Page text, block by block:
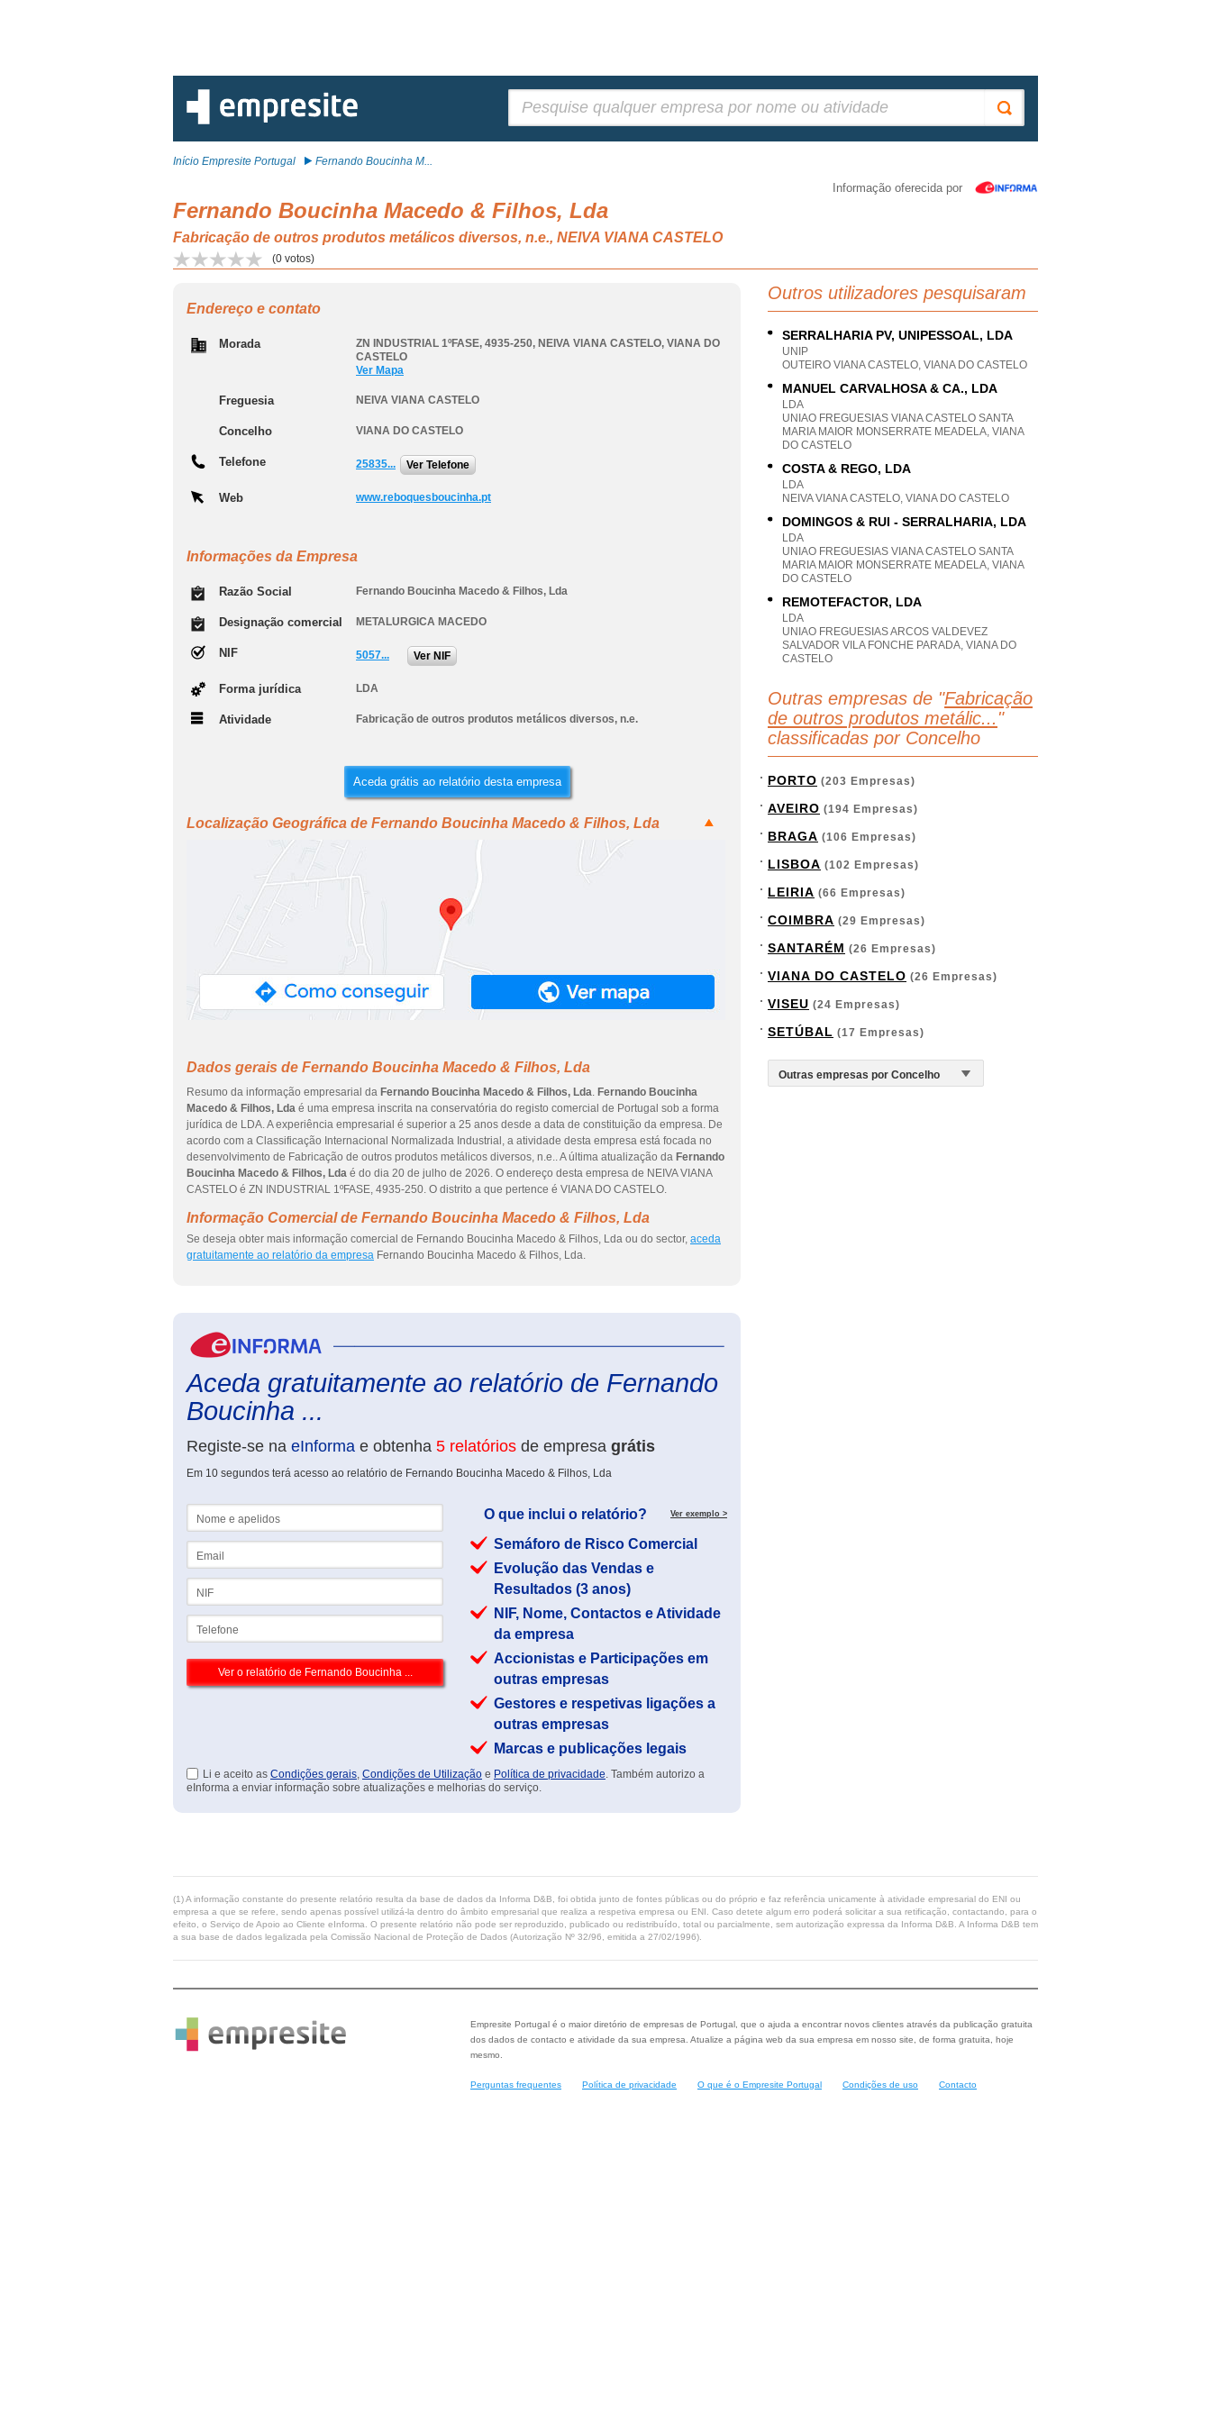
Início Empresite Portugal Fernando Boucinha M...
Informação oferecida por
Fernando Boucinha Macedo & Filhos, Lda
Fabricação de outros produtos metálicos diversos, n.e., NEIVA VIANA CASTELO
(0 votos)
Endereço e contato
Morada ZN INDUSTRIAL 1ºFASE, 4935-250, NEIVA VIANA CASTELO, VIANA DO
CASTELO
Ver Mapa
Freguesia NEIVA VIANA CASTELO
Concelho VIANA DO CASTELO
Telefone 25835... Ver Telefone
Web www.reboquesboucinha.pt
Informações da Empresa
Razão Social Fernando Boucinha Macedo & Filhos, Lda
Designação comercial METALURGICA MACEDO
NIF 5057... Ver NIF
Forma jurídica LDA
Atividade Fabricação de outros produtos metálicos diversos, n.e.
Aceda grátis ao relatório desta empresa
Localização Geográfica de Fernando Boucinha Macedo & Filhos, Lda
Dados gerais de Fernando Boucinha Macedo & Filhos, Lda
Resumo da informação empresarial da Fernando Boucinha Macedo & Filhos, Lda. Fernando Boucinha
Macedo & Filhos, Lda é uma empresa inscrita na conservatória do registo comercial de Portugal sob a forma
jurídica de LDA. A experiência empresarial é superior a 25 anos desde a data de constituição da empresa. De
acordo com a Classificação Internacional Normalizada Industrial, a atividade desta empresa está focada no
desenvolvimento de Fabricação de outros produtos metálicos diversos, n.e.. A última atualização da Fernando
Boucinha Macedo & Filhos, Lda é do dia 20 de julho de 2026. O endereço desta empresa de NEIVA VIANA
CASTELO é ZN INDUSTRIAL 1ºFASE, 4935-250. O distrito a que pertence é VIANA DO CASTELO.
Informação Comercial de Fernando Boucinha Macedo & Filhos, Lda
Se deseja obter mais informação comercial de Fernando Boucinha Macedo & Filhos, Lda ou do sector, aceda
gratuitamente ao relatório da empresa Fernando Boucinha Macedo & Filhos, Lda.
Aceda gratuitamente ao relatório de Fernando
Boucinha ...
Registe-se na eInforma e obtenha 5 relatórios de empresa grátis
Em 10 segundos terá acesso ao relatório de Fernando Boucinha Macedo & Filhos, Lda
O que inclui o relatório? Ver exemplo >
Semáforo de Risco Comercial
Evolução das Vendas e
Resultados (3 anos)
NIF, Nome, Contactos e Atividade
da empresa
Accionistas e Participações em
outras empresas
Gestores e respetivas ligações a
outras empresas
Marcas e publicações legais
Li e aceito as Condições gerais, Condições de Utilização e Política de privacidade. Também autorizo a
eInforma a enviar informação sobre atualizações e melhorias do serviço.
Outros utilizadores pesquisaram
SERRALHARIA PV, UNIPESSOAL, LDA
UNIP
OUTEIRO VIANA CASTELO, VIANA DO CASTELO
MANUEL CARVALHOSA & CA., LDA
LDA
UNIAO FREGUESIAS VIANA CASTELO SANTA
MARIA MAIOR MONSERRATE MEADELA, VIANA
DO CASTELO
COSTA & REGO, LDA
LDA
NEIVA VIANA CASTELO, VIANA DO CASTELO
DOMINGOS & RUI - SERRALHARIA, LDA
LDA
UNIAO FREGUESIAS VIANA CASTELO SANTA
MARIA MAIOR MONSERRATE MEADELA, VIANA
DO CASTELO
REMOTEFACTOR, LDA
LDA
UNIAO FREGUESIAS ARCOS VALDEVEZ
SALVADOR VILA FONCHE PARADA, VIANA DO
CASTELO
Outras empresas de "Fabricação
de outros produtos metálic... "
classificadas por Concelho
PORTO (203 Empresas)
AVEIRO (194 Empresas)
BRAGA (106 Empresas)
LISBOA (102 Empresas)
LEIRIA (66 Empresas)
COIMBRA (29 Empresas)
SANTARÉM (26 Empresas)
VIANA DO CASTELO (26 Empresas)
VISEU (24 Empresas)
SETÚBAL (17 Empresas)
(1) A informação constante do presente relatório resulta da base de dados da Informa D&B, foi obtida junto de fontes públicas ou do próprio e faz referência unicamente à atividade empresarial do ENI ou
empresa a que se refere, sendo apenas possível utilizá-la dentro do âmbito empresarial que realiza a respetiva empresa ou ENI. Caso detete algum erro poderá solicitar a sua retificação, contactando, para o
efeito, o Serviço de Apoio ao Cliente eInforma. O presente relatório não pode ser reproduzido, publicado ou redistribuído, total ou parcialmente, sem autorização expressa da Informa D&B. A Informa D&B tem
a sua base de dados legalizada pela Comissão Nacional de Proteção de Dados (Autorização Nº 32/96, emitida a 27/02/1996).
Empresite Portugal é o maior diretório de empresas de Portugal, que o ajuda a encontrar novos clientes através da publicação gratuita
dos dados de contacto e atividade da sua empresa. Atualize a página web da sua empresa em nosso site, de forma gratuita, hoje
mesmo.
Perguntas frequentes Política de privacidade O que é o Empresite Portugal Condições de uso Contacto